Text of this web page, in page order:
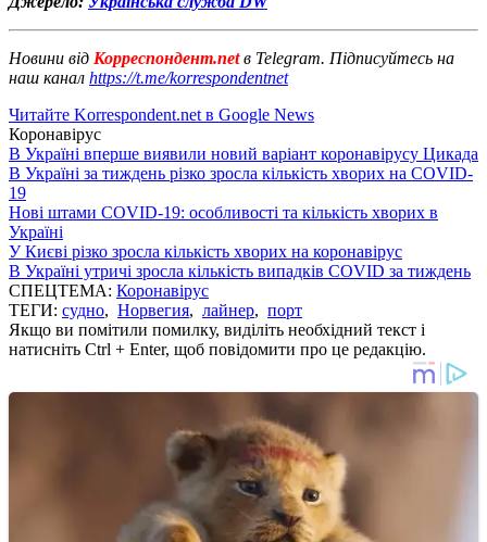
Новини від Корреспондент.netв Telegram. Підписуйтесь на
наш канал https://t.me/korrespondentnet
Читайте Korrespondent.net в Google News
Коронавірус
В Україні вперше виявили новий варіант коронавірусу Цикада
В Україні за тиждень різко зросла кількість хворих на COVID-
19
Нові штами COVID-19: особливості та кількість хворих в
Україні
У Києві різко зросла кількість хворих на коронавірус
В Україні утричі зросла кількість випадків COVID за тиждень
СПЕЦТЕМА: Коронавірус
ТЕГИ: судно, Норвегия, лайнер, порт
Якщо ви помітили помилку, виділіть необхідний текст і
натисніть Ctrl + Enter, щоб повідомити про це редакцію.